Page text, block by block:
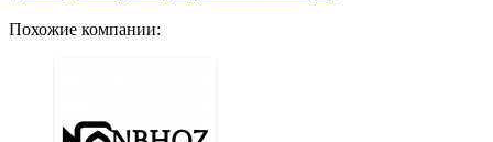
Похожие компании: